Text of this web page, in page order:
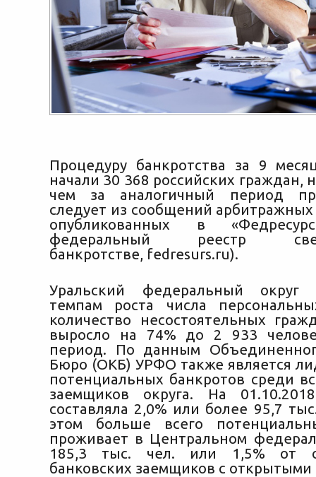
Процедуру банкротства за 9
начали 30 368 российских граждан,
чем за аналогичный период
следует из сообщений
опубликованных в
федеральный реестр
банкротстве, fedresurs.ru).
Уральский федеральный округ
темпам роста числа
количество несостоятельных
выросло на 74% до 2 933
период. По данным
Бюро (ОКБ) УРФО также является
потенциальных банкротов среди
заемщиков округа. На
составляла 2,0% или более 95,7
этом больше всего
проживает в Центральном
185,3 тыс. чел. или 1,5% от
банковских заемщиков с открытыми